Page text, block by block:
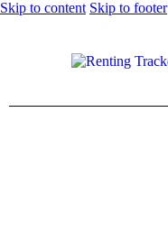
Skip to content Skip to footer